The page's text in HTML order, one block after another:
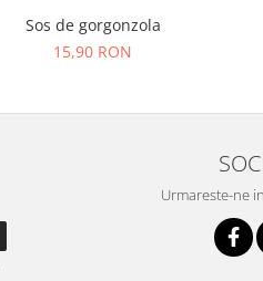
Sos de gorgonzola
15,90 RON
Urmareste-ne